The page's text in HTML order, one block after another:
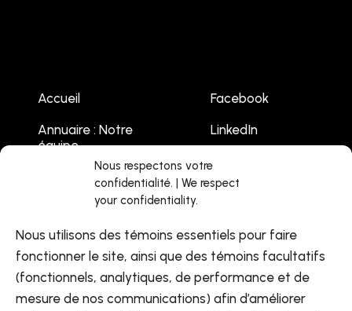
Nous respectons votre
confidentialité. | We respect
your confidentiality.
Nous utilisons des témoins essentiels pour faire
fonctionner le site, ainsi que des témoins facultatifs
(fonctionnels, analytiques, de performance et de
mesure de nos communications) afin d’améliorer
Accueil
Annuaire : Notre
équipe
Contactez-nous
Facebook
LinkedIn
Youtube